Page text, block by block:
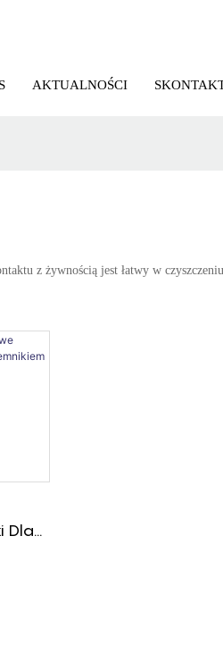
AKTUALNOŚCI
z żywnością jest łatwy w czyszczeniu
Dla